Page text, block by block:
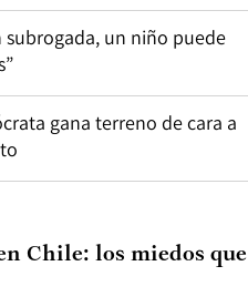
subrogada, un niño puede
gana terreno de cara a
Chile: los miedos que